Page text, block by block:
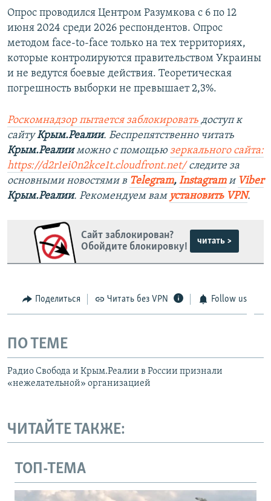
Опрос проводился Центром Разумкова с 6 по 12
июня 2024 среди 2026 респондентов. Опрос
методом face-to-face только на тех территориях,
которые контролируются правительством Украины
и не ведутся боевые действия. Теоретическая
погрешность выборки не превышает 2,3%.
Роскомнадзор пытается заблокировать доступ к
сайтуКрым.Реалии. Беспрепятственно читать
Крым.Реалииможно с помощью зеркального сайта:
https://d2r1ei0n2kce1t.cloudfront.net/следите за
основными новостями в Telegram, Instagramи Viber
Крым.Реалии. Рекомендуем вам установить VPN.
Сайт заблокирован?
Обойдите блокировку!
читать >
Поделиться Читать без VPN Follow us
ПО ТЕМЕ
Радио Свобода и Крым.Реалии в России признали
«нежелательной» организацией
ЧИТАЙТЕ ТАКЖЕ:
ТОП-ТЕМА